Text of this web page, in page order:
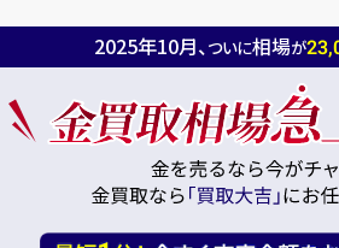
2025年10月、ついに相場が